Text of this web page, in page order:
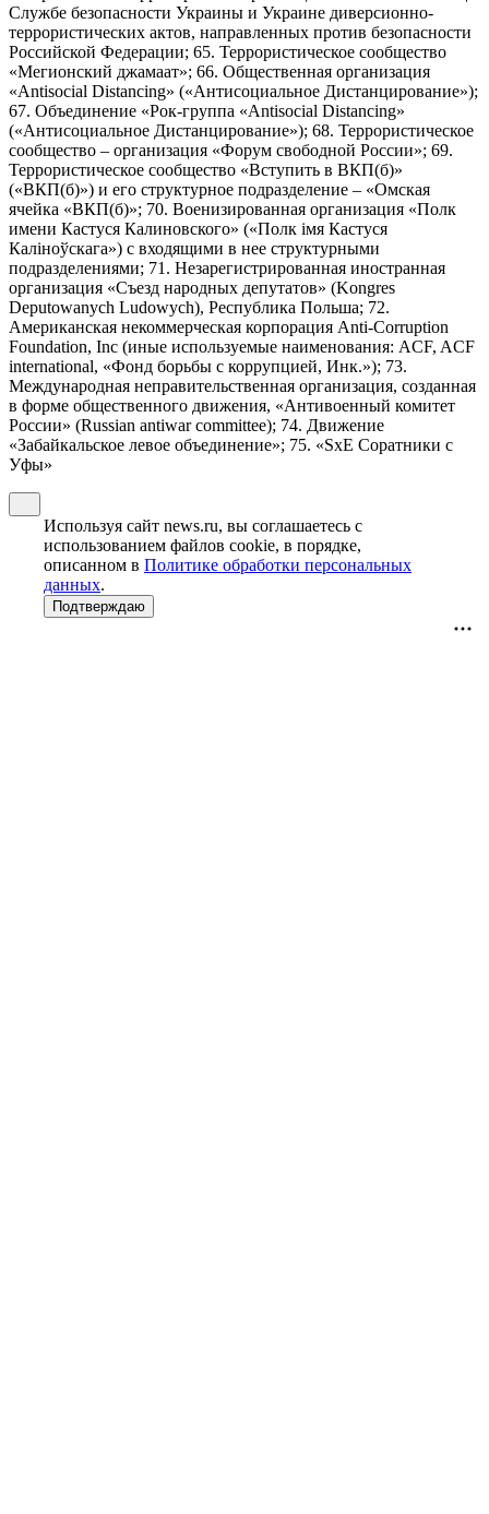
Службе безопасности Украины и Украине диверсионно-
террористических актов, направленных против безопасности
Российской Федерации; 65. Террористическое сообщество
«Мегионский джамаат»; 66. Общественная организация
«Antisocial Distancing» («Антисоциальное Дистанцирование»);
67. Объединение «Рок-группа «Antisocial Distancing»
(«Антисоциальное Дистанцирование»); 68. Террористическое
сообщество – организация «Форум свободной России»; 69.
Террористическое сообщество «Вступить в ВКП(б)»
(«ВКП(б)») и его структурное подразделение – «Омская
ячейка «ВКП(б)»; 70. Военизированная организация «Полк
имени Кастуся Калиновского» («Полк iмя Кастуся
Калiноўскага») с входящими в нее структурными
подразделениями; 71. Незарегистрированная иностранная
организация «Съезд народных депутатов» (Kongres
Deputowanych Ludowych), Республика Польша; 72.
Американская некоммерческая корпорация Anti-Corruption
Foundation, Inc (иные используемые наименования: ACF, ACF
international, «Фонд борьбы с коррупцией, Инк.»); 73.
Международная неправительственная организация, созданная
в форме общественного движения, «Антивоенный комитет
России» (Russian antiwar committee); 74. Движение
«Забайкальское левое объединение»; 75. «SxE Соратники с
Уфы»
Используя сайт news.ru, вы соглашаетесь с
использованием файлов cookie, в порядке,
описанном в Политике обработки персональных
данных.
Подтверждаю